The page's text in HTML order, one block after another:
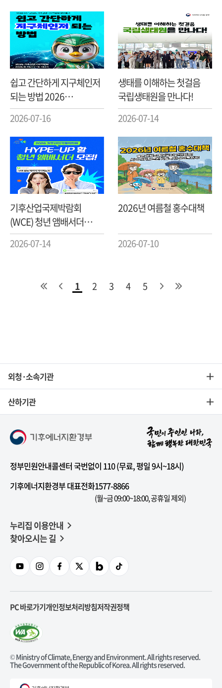
쉽고 간단하게 지구체인저
되는 방법 2026
기후산업국제박람회
알아보기
2026-07-16
생태를 이해하는 첫걸음
국립생태원을 만나다!
2026-07-14
기후산업국제박람회
(WCE) 청년 앰배서더
대모집
2026-07-14
2026년 여름철 홍수대책
2026-07-10
1 2 3 4 5
외청·소속기관
산하기관
정부민원안내콜센터 국번없이 110 (무료, 평일 9시~18시)
기후에너지환경부 대표전화1577-8866
(월~금 09:00~18:00, 공휴일 제외)
누리집 이용안내
찾아오시는 길
PC 바로가기개인정보처리방침저작권정책
© Ministry of Climate, Energy and Environment. All rights reserved.
The Government of the Republic of Korea. All rights reserved.